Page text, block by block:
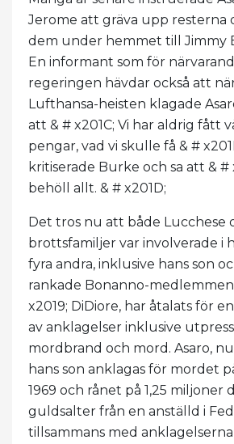
Jerome att gräva upp resterna
dem under hemmet till Jimmy
En informant som för
regeringen hävdar också att
Lufthansa-heisten klagade
att & # x201C; Vi har aldrig fått
pengar, vad vi skulle få & #
kritiserade Burke och sa att & #
behöll allt. & # x201D;
Det tros nu att både Lucchese
brottsfamiljer var involverade i
fyra andra, inklusive hans son
rankade Bonanno-
x2019; DiDiore, har åtalats för
av anklagelser inklusive
mordbrand och mord. Asaro,
hans son anklagas för mordet
1969 och rånet på 1,25 miljoner
guldsalter från en anställd i
tillsammans med